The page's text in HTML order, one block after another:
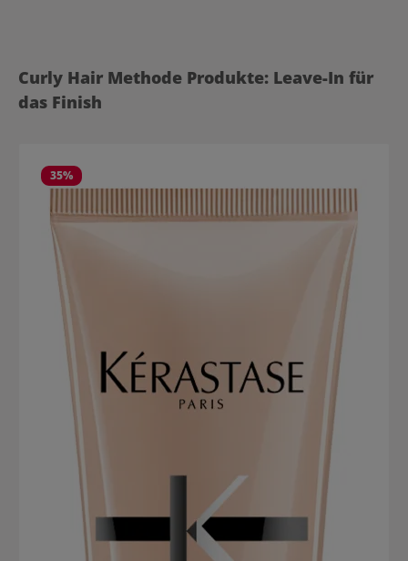
Produktgalerie überspringen
Curly Hair Methode Produkte: Leave-In für
das Finish
35%